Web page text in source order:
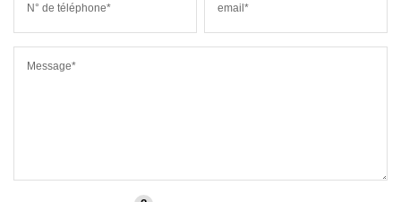
N° de téléphone* email*
Message*